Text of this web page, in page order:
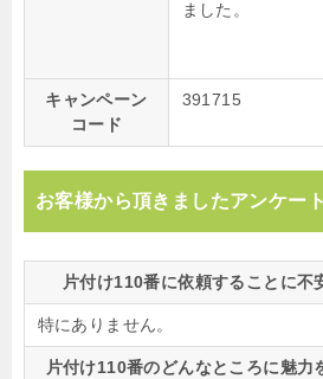
ました。
キャンペーン
コード
391715
お客様から頂きましたアンケー
片付け110番に依頼することに不
特にありません。
片付け110番のどんなところに魅力